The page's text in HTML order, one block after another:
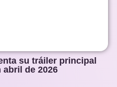
su tráiler principal
de 2026